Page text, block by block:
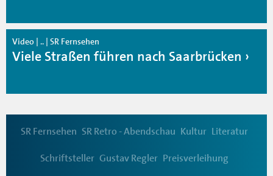
Video | .. | SR Fernsehen
Viele Straßen führen nach Saarbrücken
SR Fernsehen SR Retro - Abendschau Kultur Literatur
Schriftsteller Gustav Regler Preisverleihung